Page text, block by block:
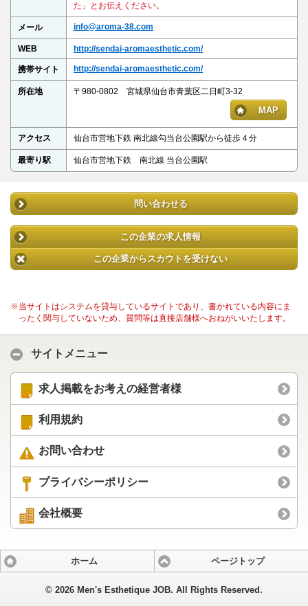
た」とお伝えください。
メール info@aroma-38.com
WEB http://sendai-aromaesthetic.com/
携帯サイト http://sendai-aromaesthetic.com/
所在地
〒980-0802 宮城県仙台市青葉区二日町3-32
MAP
アクセス 仙台市営地下鉄 南北線勾当台公園駅から徒歩４分
最寄り駅 仙台市営地下鉄 南北線 当台公園駅
問い合わせる
この企業の求人情報
この企業からスカウトを受けない
※当サイトはシステムを貸与しているサイトであり、書かれている内容にま
ったく関与していないため、質問等は直接店舗様へおねがいいたします。
サイトメニュー
求人掲載をお考えの経営者様
利用規約
お問い合わせ
プライバシーポリシー
会社概要
ホーム ページトップ
© 2026 Men's Esthetique JOB. All Rights Reserved.